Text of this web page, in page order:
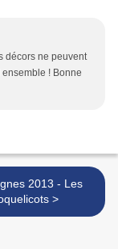
décors ne peuvent
! Bonne
2013 - Les
Coquelicots >